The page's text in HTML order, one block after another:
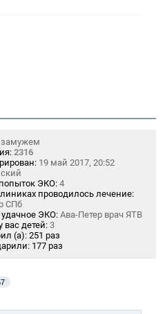
2316
19 май 2017, 20:52
ЭКО: 4
проводилось лечение:
СПб
удачное ЭКО: Ава-Петер врач ЯТВ
вас детей: 3
(а): 251 раз
177 раз